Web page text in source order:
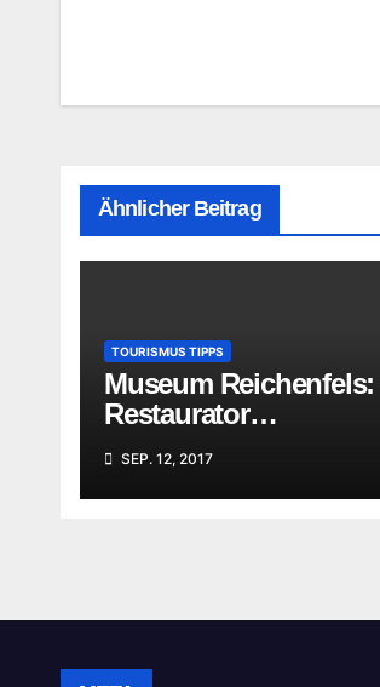
Ähnlicher Beitrag
TOURISMUS TIPPS
Museum Reichenfels:
Restaurator
„Familienschätze“
SEP. 12, 2017